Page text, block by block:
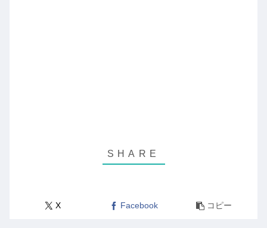
X Facebook コピー